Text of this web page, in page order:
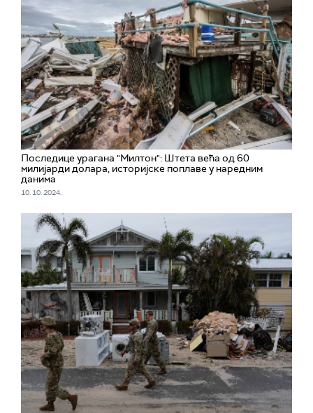
Последице урагана "Милтон": Штета већа од 60
милијарди долара, историјске поплаве у наредним
данима
10. 10. 2024.